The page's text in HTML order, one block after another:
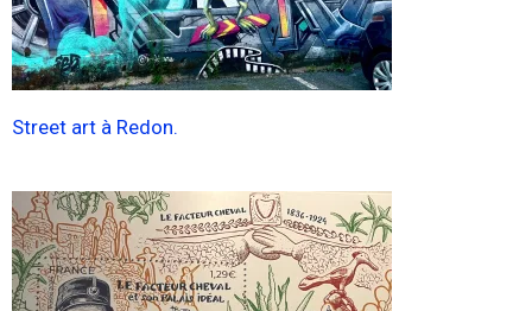
Street art à Redon.